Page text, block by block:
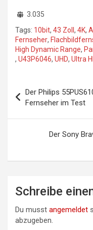
3.035
Tags: 10bit, 43 Zoll , 4K,
Fernseher,
High Dynamic Range,
, U43P6046, UHD, Ultra
Der Philips
Fernseher im Test
Der Sony
Schreibe
Du musst angemeldet
abzugeben.